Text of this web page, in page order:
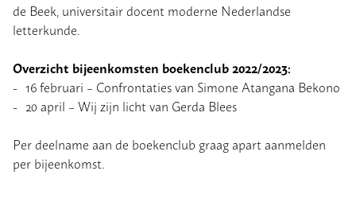
de Beek, universitair docent moderne Nederlandse
letterkunde.
Overzicht bijeenkomsten boekenclub 2022/2023:
16 februari – Confrontaties van Simone Atangana Bekono
20 april – Wij zijn licht van Gerda Blees
Per deelname aan de boekenclub graag apart aanmelden
per bijeenkomst.